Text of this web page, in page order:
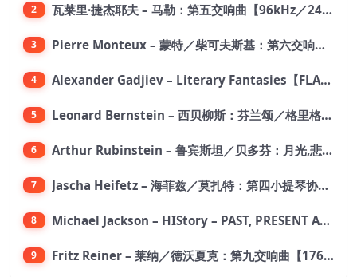
2 瓦莱里·捷杰耶夫 – 马勒：第五交响曲【96kHz／24bit】
3 Pierre Monteux – 蒙特／柴可夫斯基：第六交响曲【176.4kHz／24bit】
4 Alexander Gadjiev – Literary Fantasies【FLAC 192】
5 Leonard Bernstein – 西贝柳斯：芬兰颂／格里格：培尔·金特组曲【44.1kHz／24bit】
6 Arthur Rubinstein – 鲁宾斯坦／贝多芬：月光,悲怆,热情,告别钢琴奏鸣曲【176.4kHz／24bit】
7 Jascha Heifetz – 海菲兹／莫扎特：第四小提琴协奏曲，第五小提琴协奏曲《土耳其》／维瓦尔第：小提琴与大提琴协奏曲，RV 547【192kHz／24bit】
8 Michael Jackson – HIStory – PAST, PRESENT AND FUTURE – BOOK I【96kHz／24bit】
9 Fritz Reiner – 莱纳／德沃夏克：第九交响曲【176.4kHz／24bit】